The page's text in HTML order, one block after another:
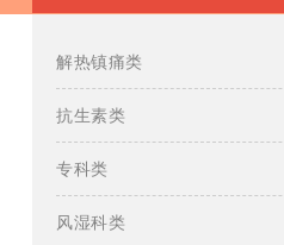
解热镇痛类
抗生素类
专科类
风湿科类